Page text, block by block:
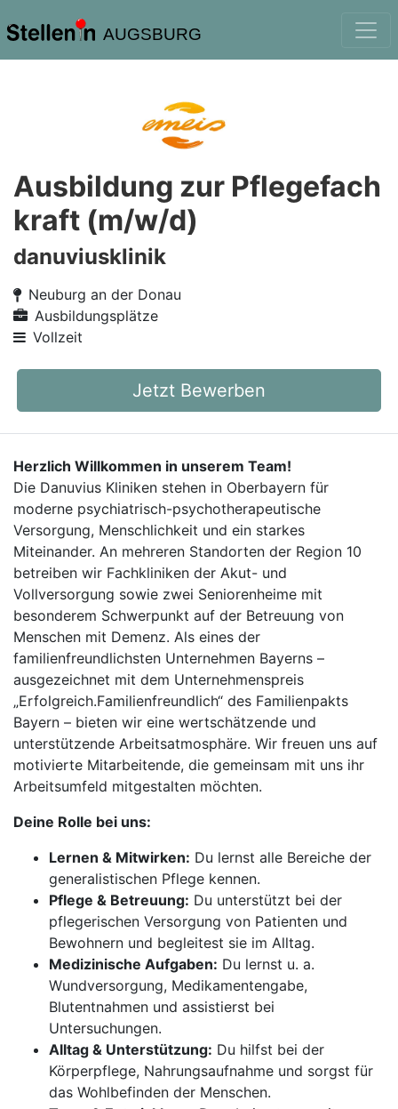
AUGSBURG
Ausbildung zur Pflegefach
kraft (m/w/d)
danuviusklinik
Neuburg an der Donau
Ausbildungsplätze
Vollzeit
Jetzt Bewerben
Herzlich Willkommen in unserem Team!
Die Danuvius Kliniken stehen in Oberbayern für
moderne psychiatrisch-psychotherapeutische
Versorgung, Menschlichkeit und ein starkes
Miteinander. An mehreren Standorten der Region 10
betreiben wir Fachkliniken der Akut- und
Vollversorgung sowie zwei Seniorenheime mit
besonderem Schwerpunkt auf der Betreuung von
Menschen mit Demenz. Als eines der
familienfreundlichsten Unternehmen Bayerns –
ausgezeichnet mit dem Unternehmenspreis
„Erfolgreich.Familienfreundlich“ des Familienpakts
Bayern – bieten wir eine wertschätzende und
unterstützende Arbeitsatmosphäre. Wir freuen uns auf
motivierte Mitarbeitende, die gemeinsam mit uns ihr
Arbeitsumfeld mitgestalten möchten.
Deine Rolle bei uns:
Lernen & Mitwirken: Du lernst alle Bereiche der
generalistischen Pflege kennen.
Pflege & Betreuung: Du unterstützt bei der
pflegerischen Versorgung von Patienten und
Bewohnern und begleitest sie im Alltag.
Medizinische Aufgaben: Du lernst u. a.
Wundversorgung, Medikamentengabe,
Blutentnahmen und assistierst bei
Untersuchungen.
Alltag & Unterstützung: Du hilfst bei der
Körperpflege, Nahrungsaufnahme und sorgst für
das Wohlbefinden der Menschen.